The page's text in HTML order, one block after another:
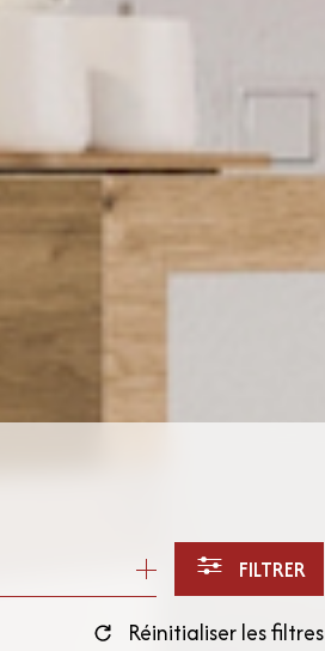
FILTRER
Réinitialiser les filtres